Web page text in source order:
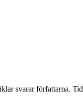
svarar författarna.